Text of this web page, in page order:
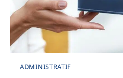
ADMINISTRATIF